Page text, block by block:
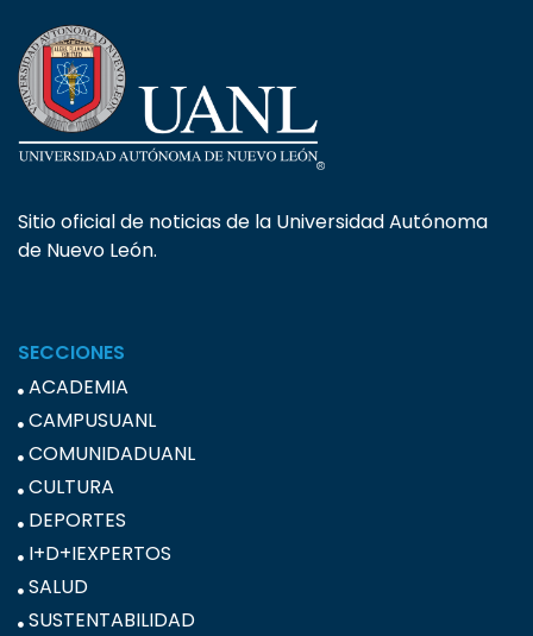
Sitio oficial de noticias de la Universidad Autónoma
de Nuevo León.
SECCIONES
ACADEMIA
CAMPUSUANL
COMUNIDADUANL
CULTURA
DEPORTES
I+D+IEXPERTOS
SALUD
SUSTENTABILIDAD